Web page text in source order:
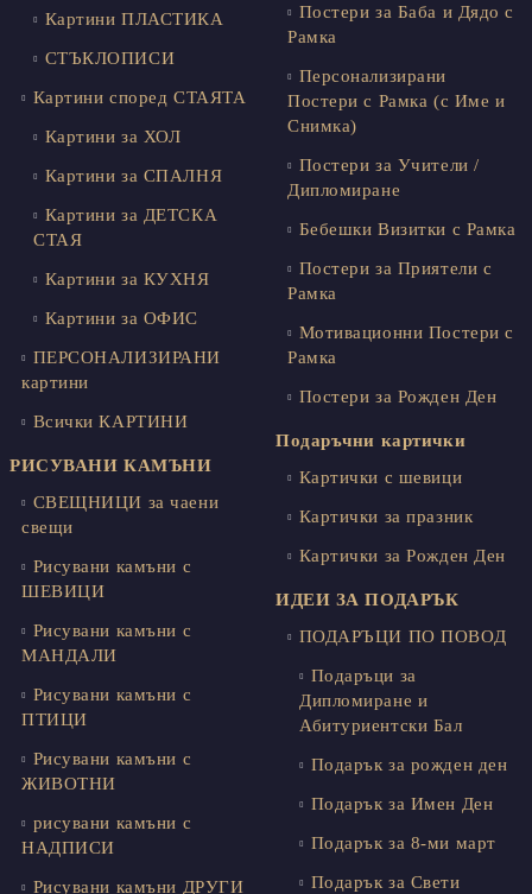
Картини ПЛАСТИКА
СТЪКЛОПИСИ
Картини според СТАЯТА
Картини за ХОЛ
Картини за СПАЛНЯ
Картини за ДЕТСКА
СТАЯ
Картини за КУХНЯ
Картини за ОФИС
ПЕРСОНАЛИЗИРАНИ
картини
Всички КАРТИНИ
РИСУВАНИ КАМЪНИ
СВЕЩНИЦИ за чаени
свещи
Рисувани камъни с
ШЕВИЦИ
Рисувани камъни с
МАНДАЛИ
Рисувани камъни с
ПТИЦИ
Рисувани камъни с
ЖИВОТНИ
рисувани камъни с
НАДПИСИ
Рисувани камъни ДРУГИ
Постери за Баба и Дядо с
Рамка
Персонализирани
Постери с Рамка (с Име и
Снимка)
Постери за Учители /
Дипломиране
Бебешки Визитки с Рамка
Постери за Приятели с
Рамка
Мотивационни Постери с
Рамка
Постери за Рожден Ден
Подаръчни картички
Картички с шевици
Картички за празник
Картички за Рожден Ден
ИДЕИ ЗА ПОДАРЪК
ПОДАРЪЦИ ПО ПОВОД
Подаръци за
Дипломиране и
Абитуриентски Бал
Подарък за рожден ден
Подарък за Имен Ден
Подарък за 8-ми март
Подарък за Свети